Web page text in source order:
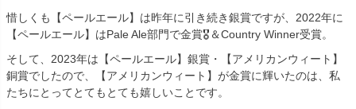
惜しくも【ペールエール】は昨年に引き続き銀賞ですが、2022年に
【ペールエール】はPale Ale部門で金賞🎖＆Country Winner受賞。
そして、2023年は【ペールエール】銀賞・【アメリカンウィート】
銅賞でしたので、【アメリカンウィート】が金賞に輝いたのは、私
たちにとってとてもとても嬉しいことです。